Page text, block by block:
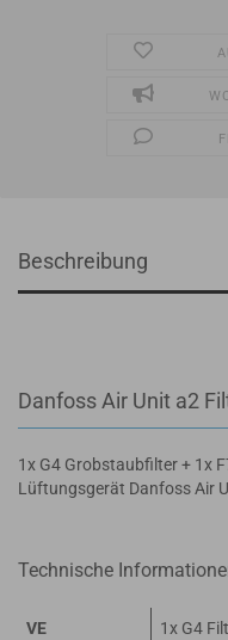
Beschreibung
Danfoss Air Unit a2
1x G4 Grobstaubfilter + 1x
Lüftungsgerät Danfoss Air
Technische
VE 1x G4